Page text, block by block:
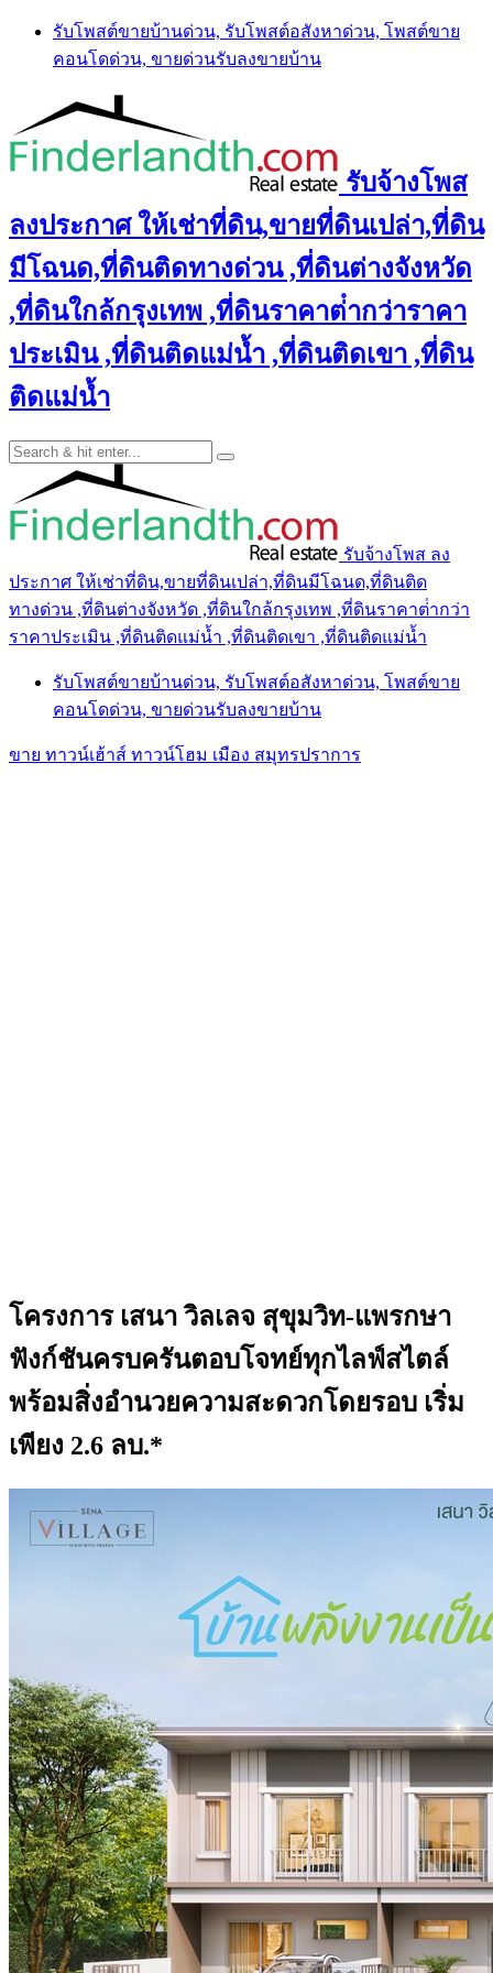
Skip
content
รับโพสต์ขายบ้านด่วน, รับโพสต์อสังหาด่วน, โพสต์ขาย
คอนโดด่วน, ขายด่วนรับลงขายบ้าน
รับจ้างโพส
ลงประกาศ ให้เช่าที่ดิน,ขายที่ดินเปล่า,ที่ดิน
มีโฉนด,ที่ดินติดทางด่วน ,ที่ดินต่างจังหวัด
,ที่ดินใกล้กรุงเทพ ,ที่ดินราคาต่ํากว่าราคา
ประเมิน ,ที่ดินติดแม่น้ำ ,ที่ดินติดเขา ,ที่ดิน
ติดแม่น้ำ
รับจ้างโพส ลง
ประกาศ ให้เช่าที่ดิน,ขายที่ดินเปล่า,ที่ดินมีโฉนด,ที่ดินติด
ทางด่วน ,ที่ดินต่างจังหวัด ,ที่ดินใกล้กรุงเทพ ,ที่ดินราคาต่ํากว่า
ราคาประเมิน ,ที่ดินติดแม่น้ำ ,ที่ดินติดเขา ,ที่ดินติดแม่น้ำ
รับโพสต์ขายบ้านด่วน, รับโพสต์อสังหาด่วน, โพสต์ขาย
คอนโดด่วน, ขายด่วนรับลงขายบ้าน
ขาย ทาวน์เฮ้าส์ ทาวน์โฮม เมือง สมุทรปราการ
โครงการ เสนา วิลเลจ สุขุมวิท-แพรกษา
ฟังก์ชันครบครันตอบโจทย์ทุกไลฟ์สไตล์
พร้อมสิ่งอำนวยความสะดวกโดยรอบ เริ่ม
เพียง 2.6 ลบ.*